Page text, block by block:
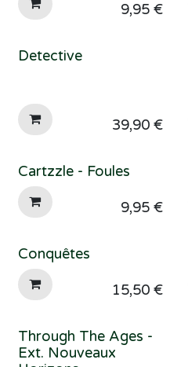
9,95€
Detective
39,90€
Cartzzle - Foules
9,95€
Conquêtes
15,50€
Through The Ages -
Ext. Nouveaux